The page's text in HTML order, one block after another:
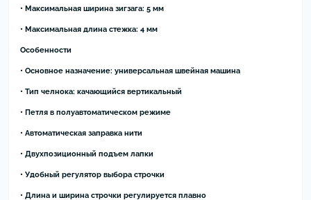
• Максимальная ширина зигзага: 5 мм
• Максимальная длина стежка: 4 мм
Особенности
• Основное назначение: универсальная швейная машина
• Тип челнока: качающийся вертикальный
• Петля в полуавтоматическом режиме
• Автоматическая заправка нити
• Двухпозиционный подъем лапки
• Удобный регулятор выбора строчки
• Длина и ширина строчки регулируется плавно